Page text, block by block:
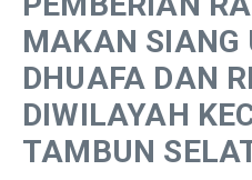
MAKAN SIANG
DHUAFA DAN
DIWILAYAH
TAMBUN